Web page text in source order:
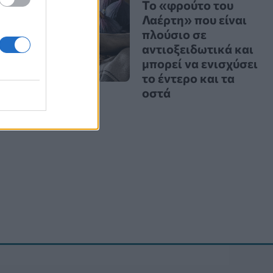
Το «φρούτο του
Λαέρτη» που είναι
πλούσιο σε
αντιοξειδωτικά και
μπορεί να ενισχύσει
το έντερο και τα
οστά